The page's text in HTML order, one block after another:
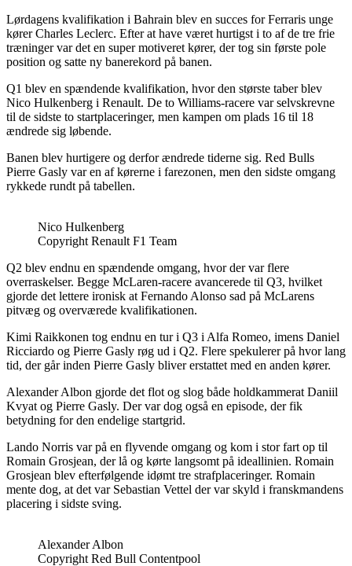
Lørdagens kvalifikation i Bahrain blev en succes for Ferraris unge
kører Charles Leclerc. Efter at have været hurtigst i to af de tre frie
træninger var det en super motiveret kører, der tog sin første pole
position og satte ny banerekord på banen.
Q1 blev en spændende kvalifikation, hvor den største taber blev
Nico Hulkenberg i Renault. De to Williams-racere var selvskrevne
til de sidste to startplaceringer, men kampen om plads 16 til 18
ændrede sig løbende.
Banen blev hurtigere og derfor ændrede tiderne sig. Red Bulls
Pierre Gasly var en af kørerne i farezonen, men den sidste omgang
rykkede rundt på tabellen.
Nico Hulkenberg
Copyright Renault F1 Team
Q2 blev endnu en spændende omgang, hvor der var flere
overraskelser. Begge McLaren-racere avancerede til Q3, hvilket
gjorde det lettere ironisk at Fernando Alonso sad på McLarens
pitvæg og overværede kvalifikationen.
Kimi Raikkonen tog endnu en tur i Q3 i Alfa Romeo, imens Daniel
Ricciardo og Pierre Gasly røg ud i Q2. Flere spekulerer på hvor lang
tid, der går inden Pierre Gasly bliver erstattet med en anden kører.
Alexander Albon gjorde det flot og slog både holdkammerat Daniil
Kvyat og Pierre Gasly. Der var dog også en episode, der fik
betydning for den endelige startgrid.
Lando Norris var på en flyvende omgang og kom i stor fart op til
Romain Grosjean, der lå og kørte langsomt på ideallinien. Romain
Grosjean blev efterfølgende idømt tre strafplaceringer. Romain
mente dog, at det var Sebastian Vettel der var skyld i franskmandens
placering i sidste sving.
Alexander Albon
Copyright Red Bull Contentpool